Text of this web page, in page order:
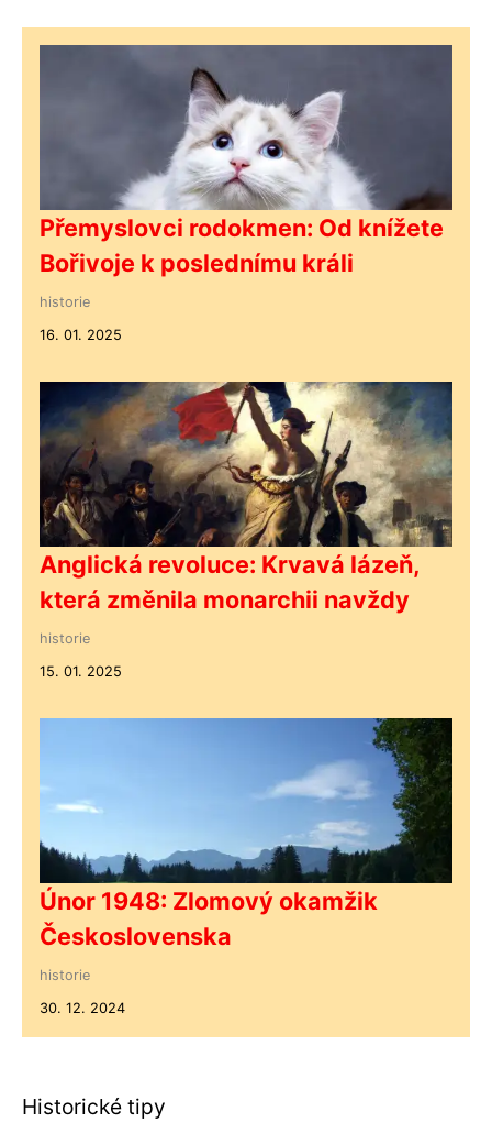
Přemyslovci rodokmen: Od knížete
Bořivoje k poslednímu králi
historie
16. 01. 2025
Anglická revoluce: Krvavá lázeň,
která změnila monarchii navždy
historie
15. 01. 2025
Únor 1948: Zlomový okamžik
Československa
historie
30. 12. 2024
Historické tipy